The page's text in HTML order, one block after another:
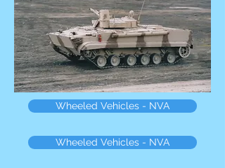
Wheeled Vehicles - NVA
Wheeled Vehicles - NVA